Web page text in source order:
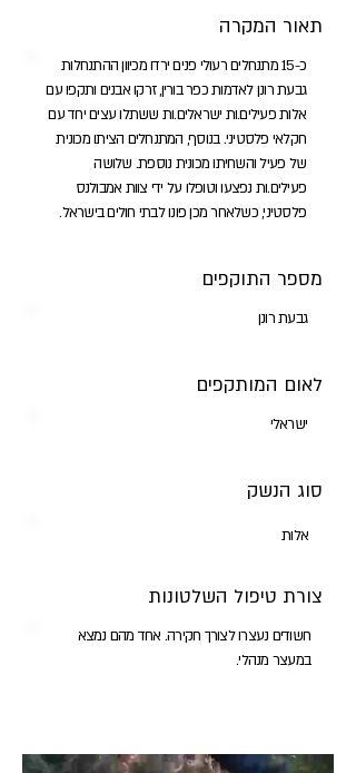
תאור המקרה
כ-15 מתנחלים רעולי פנים ירדו מכיוון ההתנחלות
גבעת רונן לאדמות כפר בורין, זרקו אבנים ותקפו עם
אלות פעילים.ות ישראלים.ות ששתלו עצים יחד עם
חקלאי פלסטיני. בנוסף, המתנחלים הציתו מכונית
של פעיל והשחיתו מכונית נוספת. שלושה
פעילים.ות נפצעו וטופלו על ידי צוות אמבולנס
פלסטיני, כשלאחר מכן פונו לבתי חולים בישראל.
מספר התוקפים
גבעת רונן
לאום המותקפים
ישראלי
סוג הנשק
אלות
צורת טיפול השלטונות
חשודים נעצרו לצורך חקירה. אחד מהם נמצא
במעצר מנהלי.